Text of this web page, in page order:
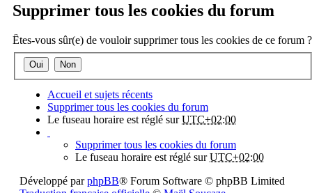
Supprimer tous les cookies du forum
Êtes-vous sûr(e) de vouloir supprimer tous les cookies de ce forum ?
Accueil et sujets récents
Supprimer tous les cookies du forum
Le fuseau horaire est réglé surUTC+02:00
Supprimer tous les cookies du forum
Le fuseau horaire est réglé surUTC+02:00
Développé parphpBB® Forum Software © phpBB Limited